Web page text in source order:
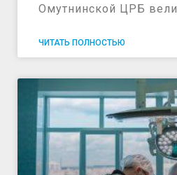
Омутнинской ЦРБ вели
ЧИТАТЬ ПОЛНОСТЬЮ